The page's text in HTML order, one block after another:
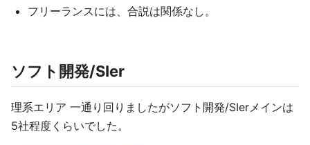
フリーランスには、合説は関係なし。
ソフト開発/SIer
理系エリア 一通り回りましたがソフト開発/SIerメインは
5社程度くらいでした。